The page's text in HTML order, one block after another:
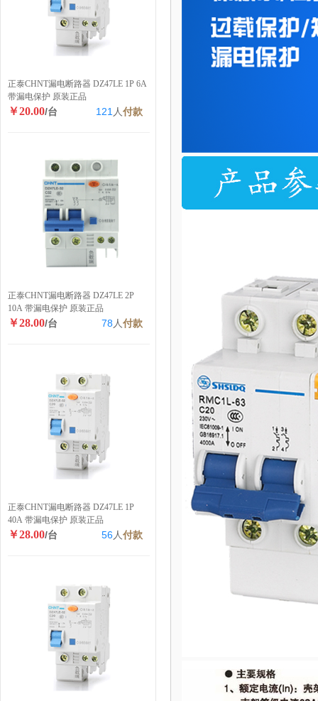
正泰CHNT漏电断路器 DZ47LE 1P 6A
带漏电保护 原装正品
￥20.00/台 121 人付款
正泰CHNT漏电断路器 DZ47LE 2P
10A 带漏电保护 原装正品
￥28.00/台 78 人付款
正泰CHNT漏电断路器 DZ47LE 1P
40A 带漏电保护 原装正品
￥28.00/台 56人付款